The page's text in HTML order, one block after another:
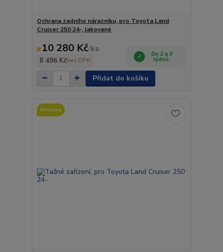
Ochrana zadního nárazníku, pro Toyota Land
Cruiser 250 24-, lakované
10 280 Kč/ks
8 496 Kčbez DPH
Do 2 a 3
týdnů.
Přidat do košíku
Novinka